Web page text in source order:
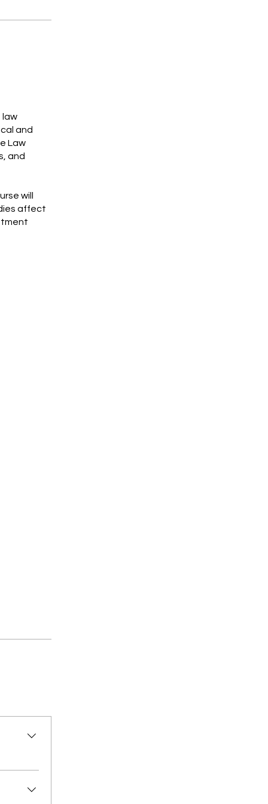
law
and
Law
and
will
affect